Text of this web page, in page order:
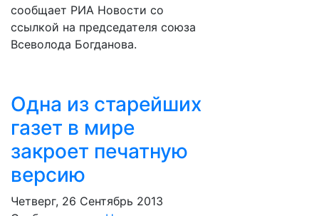
сообщает РИА Новости со
ссылкой на председателя союза
Всеволода Богданова.
Одна из старейших
газет в мире
закроет печатную
версию
Четверг, 26 Сентябрь 2013